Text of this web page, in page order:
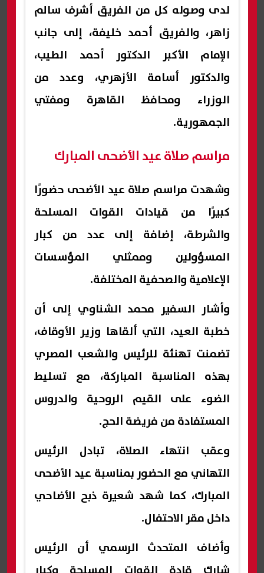
لدى وصوله كل من الفريق أشرف سالم
زاهر، والفريق أحمد خليفة، إلى جانب
الإمام الأكبر الدكتور أحمد الطيب،
والدكتور أسامة الأزهري، وعدد من
الوزراء ومحافظ القاهرة ومفتي
الجمهورية.
مراسم صلاة عيد الأضحى المبارك
وشهدت مراسم صلاة عيد الأضحى حضورًا
كبيرًا من قيادات القوات المسلحة
والشرطة، إضافة إلى عدد من كبار
المسؤولين وممثلي المؤسسات
الإعلامية والصحفية المختلفة.
وأشار السفير محمد الشناوي إلى أن
خطبة العيد، التي ألقاها وزير الأوقاف،
تضمنت تهنئة للرئيس والشعب المصري
بهذه المناسبة المباركة، مع تسليط
الضوء على القيم الروحية والدروس
المستفادة من فريضة الحج.
وعقب انتهاء الصلاة، تبادل الرئيس
التهاني مع الحضور بمناسبة عيد الأضحى
المبارك، كما شهد شعيرة ذبح الأضاحي
داخل مقر الاحتفال.
وأضاف المتحدث الرسمي أن الرئيس